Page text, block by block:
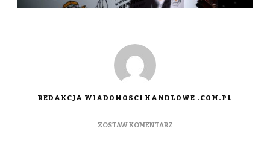
REDAKCJA WIADOMOSCI HANDLOWE .COM.PL
ZOSTAW KOMENTARZDO